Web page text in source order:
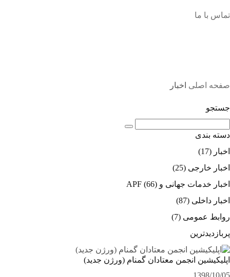
تماس با ما
صفحه اصلی اخبار
جستجو
دسته بندی
اخبار (17)
اخبار خارجی (25)
اخبار خدمات جهانی و APF (66)
اخبار داخلی (87)
روابط عمومی (7)
پربازدیدترین
اپلیکیشین انجمن معتادان گمنام (ورژن جدید)
1398/10/05